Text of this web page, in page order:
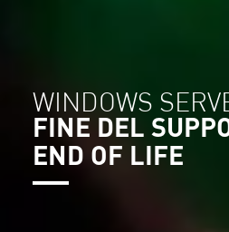
WINDOWS
FINE DEL
END OF LIFE